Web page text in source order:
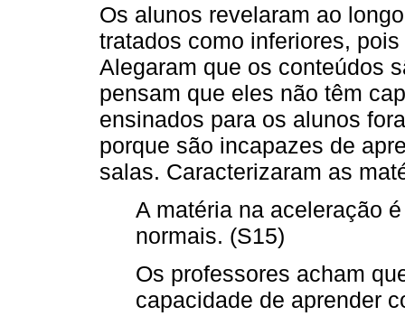
Os alunos revelaram ao
tratados como inferiores,
Alegaram que os conteúdos
pensam que eles não têm
ensinados para os alunos
porque são incapazes de
salas. Caracterizaram as
A matéria na aceleração
normais. (S15)
Os professores acham
capacidade de aprender